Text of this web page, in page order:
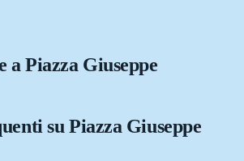
aPiazza Giuseppe
su Piazza Giuseppe